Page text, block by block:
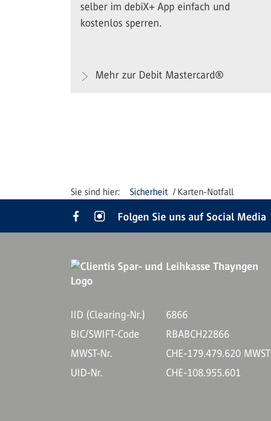
selber im debiX+ App einfach und
kostenlos sperren.
Mehr zur Debit Mastercard®
Sicherheit Karten-Notfall
Folgen Sie uns auf Social Media
IID (Clearing-Nr.)
6866
BIC/SWIFT-Code
RBABCH22866
MWST-Nr.
CHE-179.479.620 MWST
UID-Nr.
CHE-108.955.601